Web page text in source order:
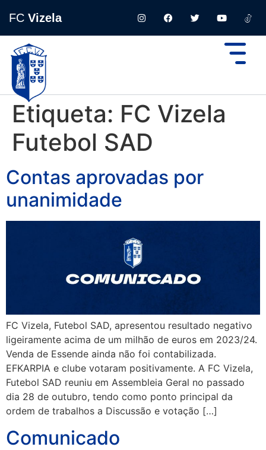
FC Vizela
Etiqueta: FC Vizela
Futebol SAD
Contas aprovadas por
unanimidade
FC Vizela, Futebol SAD, apresentou resultado negativo
ligeiramente acima de um milhão de euros em 2023/24.
Venda de Essende ainda não foi contabilizada.
EFKARPIA e clube votaram positivamente. A FC Vizela,
Futebol SAD reuniu em Assembleia Geral no passado
dia 28 de outubro, tendo como ponto principal da
ordem de trabalhos a Discussão e votação […]
Comunicado